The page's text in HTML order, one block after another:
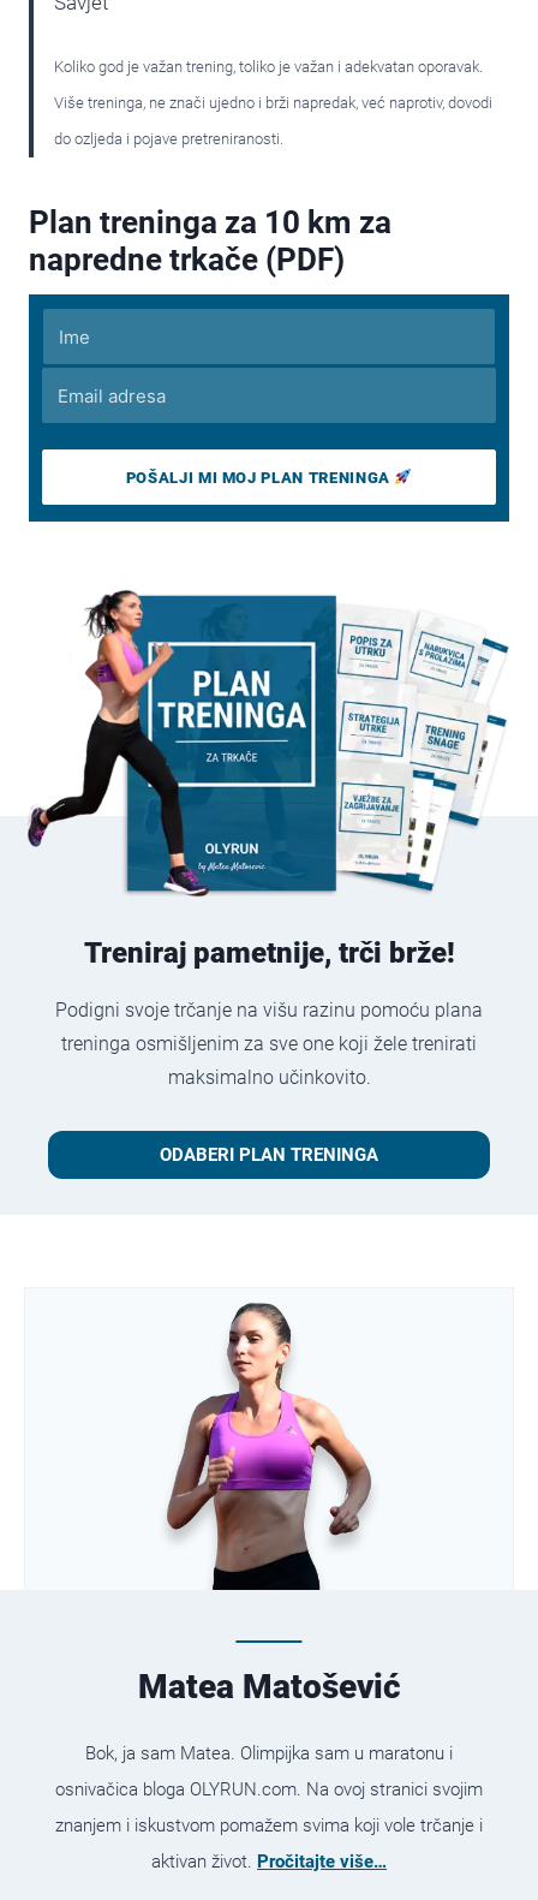
Koliko god je važan trening, toliko je važan i adekvatan oporavak.
Više treninga, ne znači ujedno i brži napredak, već naprotiv, dovodi
do ozljeda i pojave pretreniranosti.
Plan treninga za 10 km za
napredne trkače (PDF)
POŠALJI MI MOJ PLAN TRENINGA
Treniraj pametnije, trči brže!
Podigni svoje trčanje na višu razinu pomoću plana
treninga osmišljenim za sve one koji žele trenirati
maksimalno učinkovito.
ODABERI PLAN TRENINGA
Matea Matošević
Bok, ja sam Matea. Olimpijka sam u maratonu i
osnivačica bloga OLYRUN.com. Na ovoj stranici svojim
znanjem i iskustvom pomažem svima koji vole trčanje i
aktivan život. Pročitajte više…